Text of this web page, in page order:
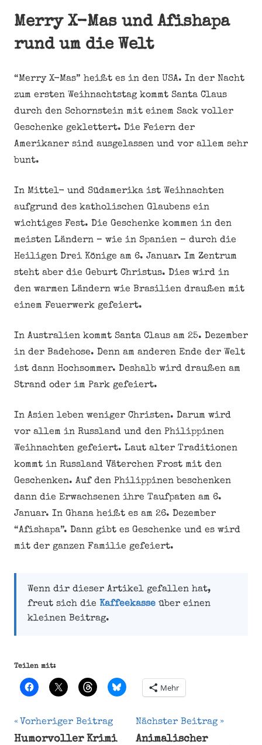
Merry X-Mas und Afishapa
rund um die Welt
“Merry X-Mas” heißt es in den USA. In der Nacht
zum ersten Weihnachtstag kommt Santa Claus
durch den Schornstein mit einem Sack voller
Geschenke geklettert. Die Feiern der
Amerikaner sind ausgelassen und vor allem sehr
bunt.
In Mittel- und Südamerika ist Weihnachten
aufgrund des katholischen Glaubens ein
wichtiges Fest. Die Geschenke kommen in den
meisten Ländern – wie in Spanien – durch die
Heiligen Drei Könige am 6. Januar. Im Zentrum
steht aber die Geburt Christus. Dies wird in
den warmen Ländern wie Brasilien draußen mit
einem Feuerwerk gefeiert.
In Australien kommt Santa Claus am 25. Dezember
in der Badehose. Denn am anderen Ende der Welt
ist dann Hochsommer. Deshalb wird draußen am
Strand oder im Park gefeiert.
In Asien leben weniger Christen. Darum wird
vor allem in Russland und den Philippinen
Weihnachten gefeiert. Laut alter Traditionen
kommt in Russland Väterchen Frost mit den
Geschenken. Auf den Philippinen beschenken
dann die Erwachsenen ihre Taufpaten am 6.
Januar. In Ghana heißt es am 26. Dezember
“Afishapa”. Dann gibt es Geschenke und es wird
mit der ganzen Familie gefeiert.
Wenn dir dieser Artikel gefallen hat,
freut sich die Kaffeekasseüber einen
kleinen Beitrag.
Teilen mit:
Mehr
Erwachsene
Beitragsnavigation
Vorheriger Beitrag
Humorvoller Krimi
Nächster Beitrag
Animalischer